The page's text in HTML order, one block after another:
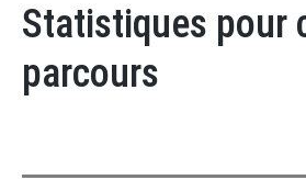
Statistiques pour
parcours